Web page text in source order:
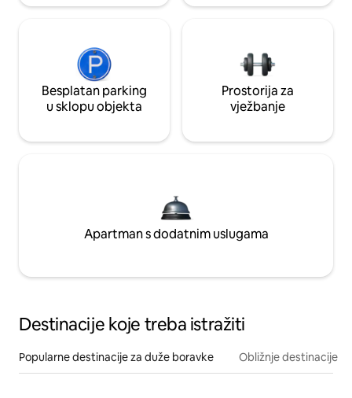
Besplatan parking
u sklopu objekta
Prostorija za
vježbanje
Apartman s dodatnim uslugama
Destinacije koje treba istražiti
Popularne destinacije za duže boravke Obližnje destinacije